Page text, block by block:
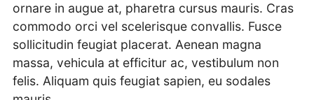
ornare in augue at, pharetra cursus mauris. Cras
commodo orci vel scelerisque convallis. Fusce
sollicitudin feugiat placerat. Aenean magna
massa, vehicula at efficitur ac, vestibulum non
felis. Aliquam quis feugiat sapien, eu sodales